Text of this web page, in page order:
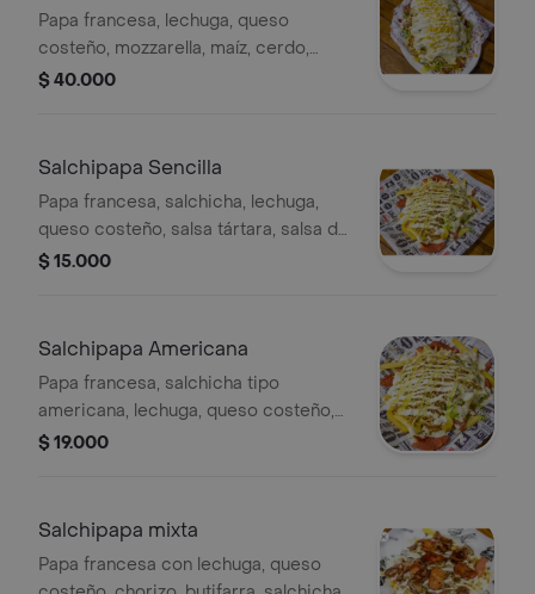
Papa francesa, lechuga, queso
costeño, mozzarella, maíz, cerdo,
pollo, chorizo, butifarra, salchicha,
$ 40.000
Salchipapa Sencilla
Papa francesa, salchicha, lechuga,
queso costeño, salsa tártara, salsa de
piña y papa fosforito.
$ 15.000
Salchipapa Americana
Papa francesa, salchicha tipo
americana, lechuga, queso costeño,
salsa tártara, salsa de piña y papa
$ 19.000
Salchipapa mixta
Papa francesa con lechuga, queso